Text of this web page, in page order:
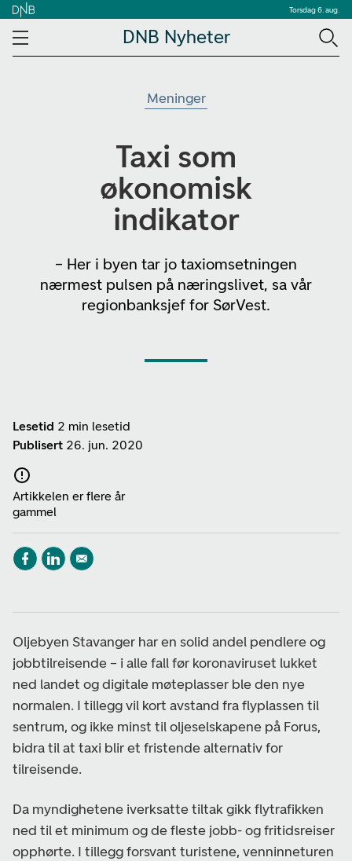
Torsdag 6. aug.
DNB Nyheter
Meninger
Taxi som
økonomisk
indikator
– Her i byen tar jo taxiomsetningen
nærmest pulsen på næringslivet, sa vår
regionbanksjef for SørVest.
Lesetid 2 min lesetid
Publisert 26. jun. 2020
Artikkelen er flere år
gammel
Oljebyen Stavanger har en solid andel pendlere og
jobbtilreisende – i alle fall før koronaviruset lukket
ned landet og digitale møteplasser ble den nye
normalen. I tillegg vil kort avstand fra flyplassen til
sentrum, og ikke minst til oljeselskapene på Forus,
bidra til at taxi blir et fristende alternativ for
tilreisende.
Da myndighetene iverksatte tiltak gikk flytrafikken
ned til et minimum og de fleste jobb- og fritidsreiser
opphørte. I tillegg forsvant turistene, venninneturen